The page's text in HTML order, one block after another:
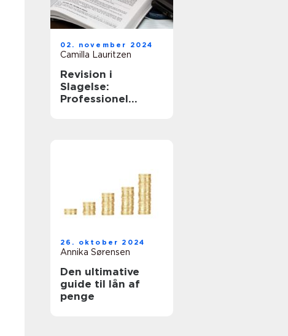
02. november 2024
Camilla Lauritzen
Revision i
Slagelse:
Professionel
26. oktober 2024
Annika Sørensen
Den ultimative
guide til lån af
penge